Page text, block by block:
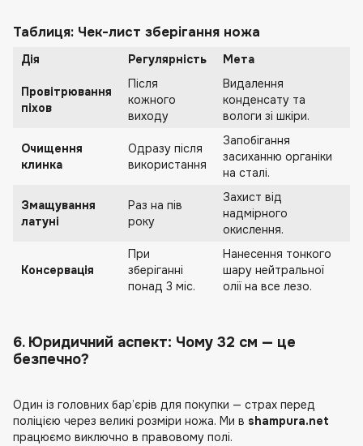
Таблиця: Чек-лист зберігання ножа
Дія Регулярність Мета
Провітрювання
піхов
Після
кожного
виходу
Видалення
конденсату та
вологи зі шкіри.
Очищення
клинка
Одразу після
використання
Запобігання
засиханню органіки
на сталі.
Змащування
латуні
Раз на пів
року
Захист від
надмірного
окислення.
Консервація
При
зберіганні
понад 3 міс.
Нанесення тонкого
шару нейтральної
олії на все лезо.
6. Юридичний аспект: Чому 32 см — це
безпечно?
Один із головних бар’єрів для покупки — страх перед
поліцією через великі розміри ножа. Ми в shampura.net
працюємо виключно в правовому полі.